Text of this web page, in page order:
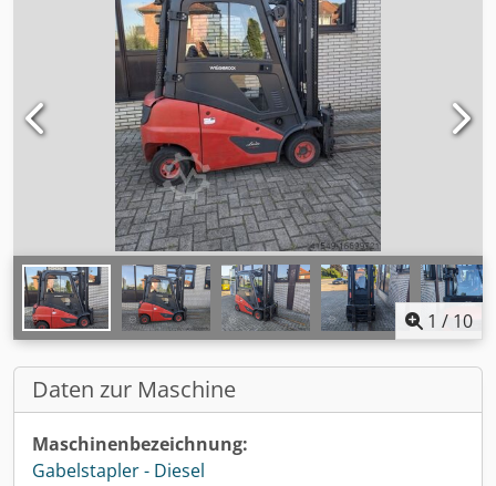
1 / 10
Daten zur Maschine
Maschinenbezeichnung:
Gabelstapler - Diesel